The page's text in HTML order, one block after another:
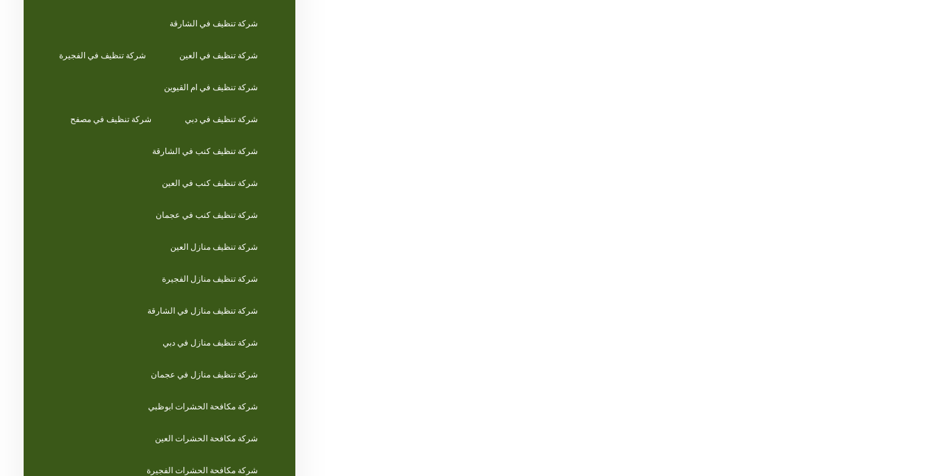
شركة تنظيف في الشارقة
شركة تنظيف في العين شركة تنظيف في الفجيرة
شركة تنظيف في ام القيوين
شركة تنظيف في دبي شركة تنظيف في مصفح
شركة تنظيف كنب في الشارقة
شركة تنظيف كنب في العين
شركة تنظيف كنب في عجمان
شركة تنظيف منازل العين
شركة تنظيف منازل الفجيرة
شركة تنظيف منازل في الشارقة
شركة تنظيف منازل في دبي
شركة تنظيف منازل في عجمان
شركة مكافحة الحشرات ابوظبي
شركة مكافحة الحشرات العين
شركة مكافحة الحشرات الفجيرة